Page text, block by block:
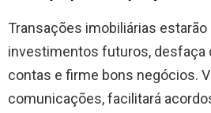
Transações imobiliárias
investimentos futuros, desfaça
contas e firme bons negócios.
comunicações, facilitará